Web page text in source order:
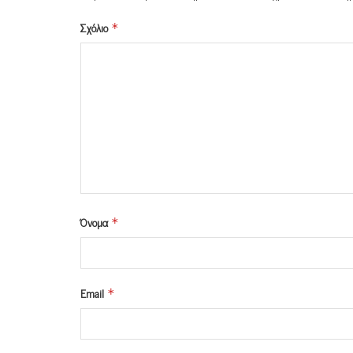
Σχόλιο *
Όνομα *
Email *